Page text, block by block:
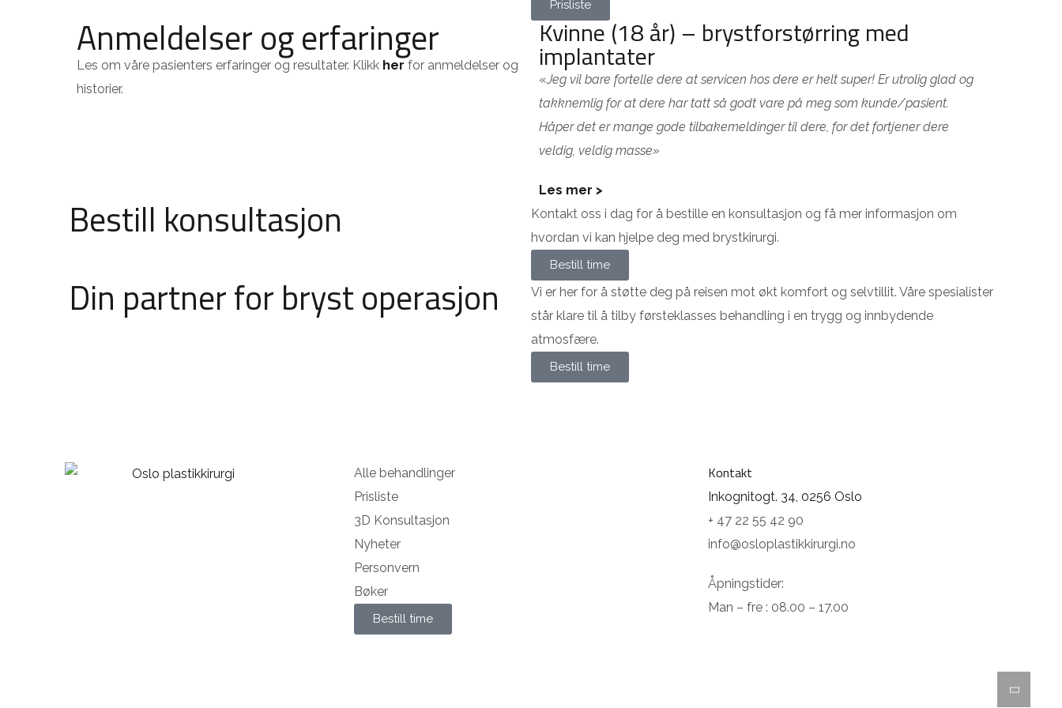
Prisliste
Anmeldelser og erfaringer
Les om våre pasienters erfaringer og resultater. Klikk her for anmeldelser og
historier.
Kvinne (18 år) – brystforstørring med
implantater
«Jeg vil bare fortelle dere at servicen hos dere er helt super! Er utrolig glad og
takknemlig for at dere har tatt så godt vare på meg som kunde/pasient.
Håper det er mange gode tilbakemeldinger til dere, for det fortjener dere
veldig, veldig masse»
Les mer >
Bestill konsultasjon
Kontakt oss i dag for å bestille en konsultasjon og få mer informasjon om
hvordan vi kan hjelpe deg med brystkirurgi.
Bestill time
Din partner for bryst operasjon
Vi er her for å støtte deg på reisen mot økt komfort og selvtillit. Våre spesialister
står klare til å tilby førsteklasses behandling i en trygg og innbydende
atmosfære.
Bestill time
Alle behandlinger
Prisliste
3D Konsultasjon
Nyheter
Personvern
Bøker
Bestill time
Kontakt
Inkognitogt. 34, 0256 Oslo
+ 47 22 55 42 90
info@osloplastikkirurgi.no
Åpningstider:
Man – fre : 08.00 – 17.00